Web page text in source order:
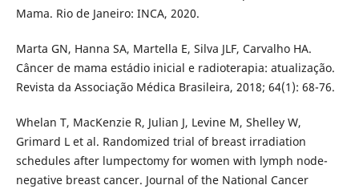
Mama. Rio de Janeiro: INCA, 2020.
Marta GN, Hanna SA, Martella E, Silva JLF, Carvalho HA.
Câncer de mama estádio inicial e radioterapia: atualização.
Revista da Associação Médica Brasileira, 2018; 64(1): 68-76.
Whelan T, MacKenzie R, Julian J, Levine M, Shelley W,
Grimard L et al. Randomized trial of breast irradiation
schedules after lumpectomy for women with lymph node-
negative breast cancer. Journal of the National Cancer